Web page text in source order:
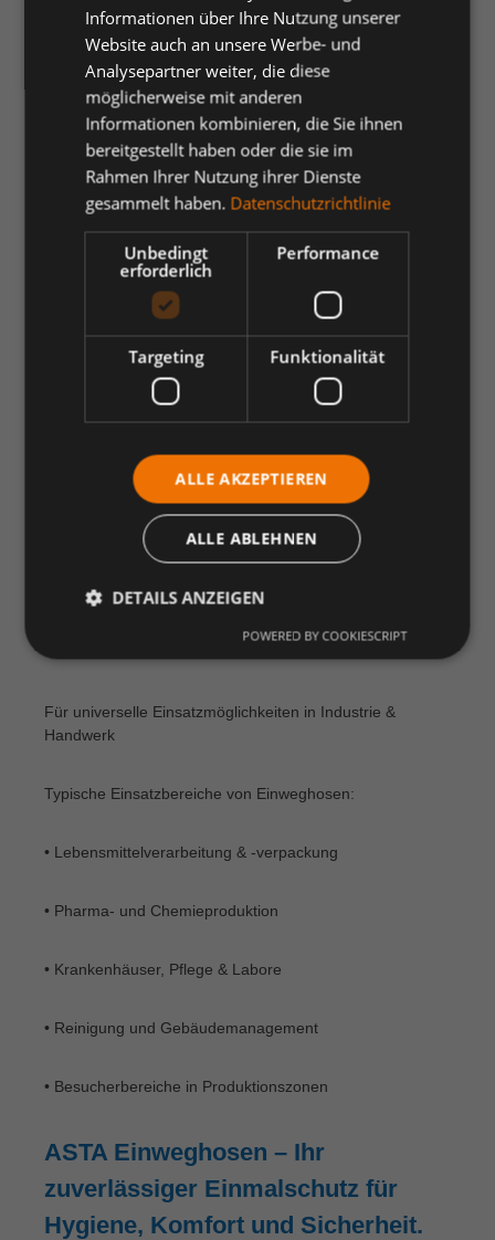
Vorteile von Einweghosen im
Überblick:
• Hygienisch & sicher
Ideal für den einmaligen Einsatz, um
Kreuzkontaminationen zu vermeiden
• Leicht & atmungsaktiv
Angenehmes Tragegefühl auch bei längeren
• Reißfeste Materialien wie Polypropylen (PP)
• Elastischer Bund & bequeme Passform
Arbeitskleidung tragbar
• Unisex-Modelle in verschiedenen Größen
Für universelle Einsatzmöglichkeiten in Industrie &
Handwerk
Typische Einsatzbereiche von Einweghosen:
• Lebensmittelverarbeitung & -verpackung
• Pharma- und Chemieproduktion
• Krankenhäuser, Pflege & Labore
• Reinigung und Gebäudemanagement
• Besucherbereiche in Produktionszonen
ASTA Einweghosen – Ihr
zuverlässiger Einmalschutz für
Hygiene, Komfort und Sicherheit.
Informationen über Ihre Nutzung unserer
Website auch an unsere Werbe- und
Analysepartner weiter, die diese
möglicherweise mit anderen
Informationen kombinieren, die Sie ihnen
bereitgestellt haben oder die sie im
Rahmen Ihrer Nutzung ihrer Dienste
gesammelt haben. Datenschutzrichtlinie
Unbedingt
erforderlich
Performance
Targeting Funktionalität
ALLE AKZEPTIEREN
ALLE ABLEHNEN
DETAILS ANZEIGEN
POWERED BY COOKIESCRIPT